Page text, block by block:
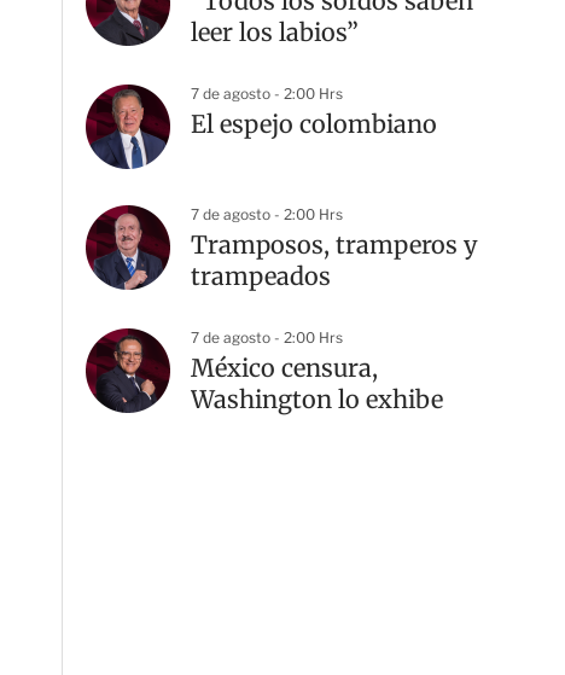
leer los labios”
7 de agosto - 2:00 Hrs
El espejo colombiano
7 de agosto - 2:00 Hrs
Tramposos, tramperos y
trampeados
7 de agosto - 2:00 Hrs
México censura,
Washington lo exhibe